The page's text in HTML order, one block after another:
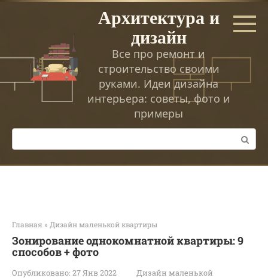
Перейти
Архитектура и
дизайн
Все про ремонт и
строительство своими
руками. Идеи дизайна
интерьера: советы, фото и
примеры
Поиск:
Главная » Дизайн маленькой квартиры
Зонирование однокомнатной квартиры: 9
способов + фото
Опубликовано: 27 Янв 2022
Дизайн маленькой